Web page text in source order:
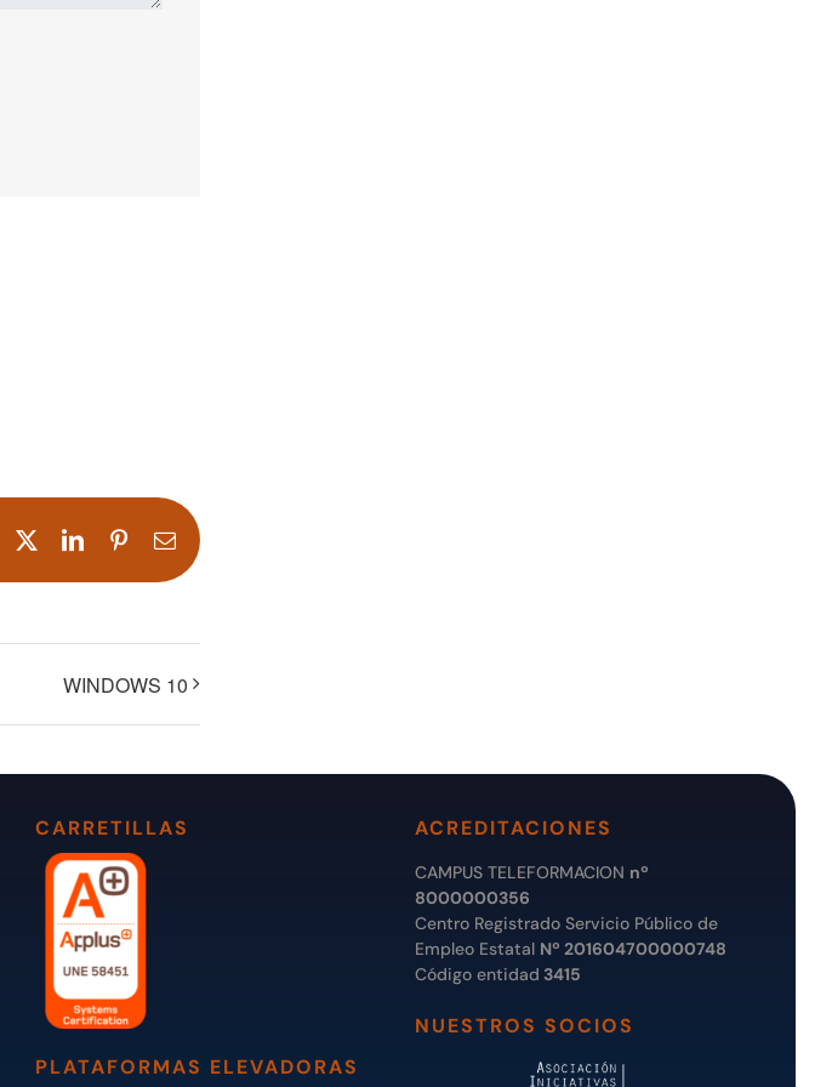
Facebook LinkedInPinterestCorreo
electrónico
WINDOWS 10
CARRETILLAS
PLATAFORMAS ELEVADORAS
ACREDITACIONES
CAMPUS TELEFORMACION nº
8000000356
Centro Registrado Servicio Público de
Empleo Estatal Nº 201604700000748
Código entidad 3415
NUESTROS SOCIOS